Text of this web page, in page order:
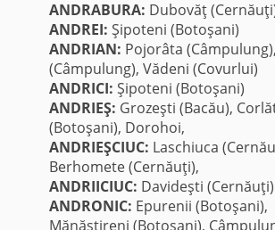
ANDRABURA: Dubovăţ
ANDREI: Şipoteni (Botoşani)
ANDRIAN: Pojorâta
(Câmpulung), Vădeni (Covurlui)
ANDRICI: Şipoteni (Botoşani)
ANDRIEŞ: Grozeşti (Bacău),
(Botoşani), Dorohoi,
ANDRIEŞCIUC: Laschiuca
Berhomete (Cernăuţi),
ANDRIICIUC: Davideşti (Cernăuţi)
ANDRONIC: Epurenii (Botoşani),
Mănăstireni (Botoşani),